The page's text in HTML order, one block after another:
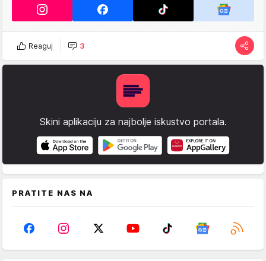
Reaguj 3
Skini aplikaciju za najbolje iskustvo portala.
PRATITE NAS NA